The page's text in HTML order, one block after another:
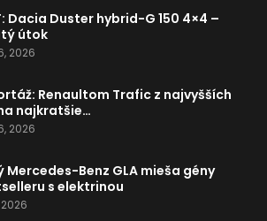
Dacia Duster hybrid-G 150 4×4 –
útok
2026
Renaultom Trafic z najvyšších
najkratšie…
2026
Mercedes-Benz GLA mieša gény
s elektrinou
2026